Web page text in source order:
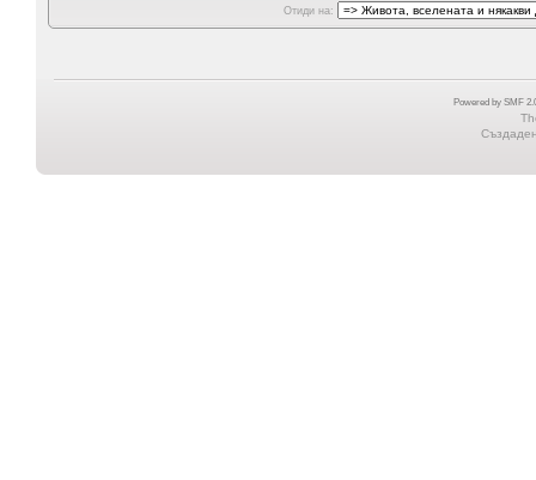
Отиди на:
Powered by SMF